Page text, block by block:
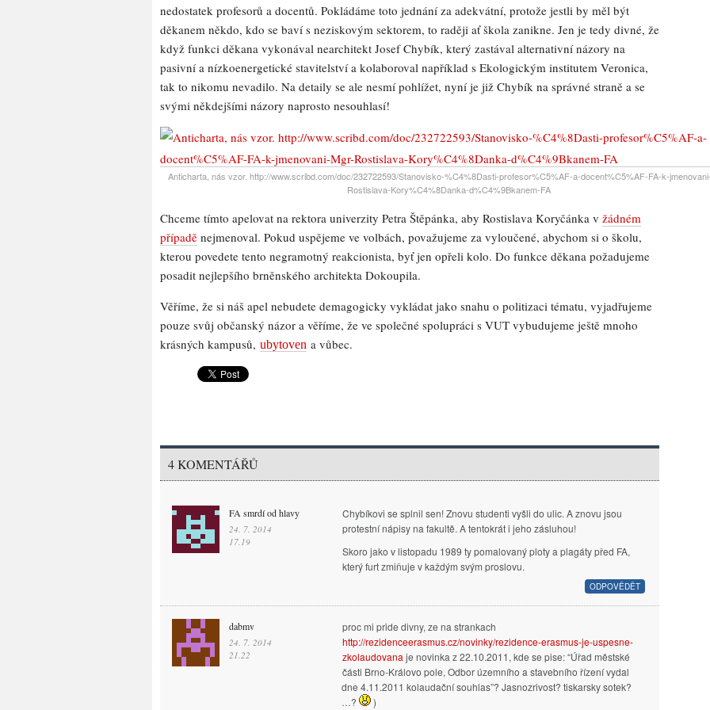
nedostatek profesorů a docentů. Pokládáme toto jednání za adekvátní, protože jestli by měl být
děkanem někdo, kdo se baví s neziskovým sektorem, to raději ať škola zanikne. Jen je tedy divné, že
když funkci děkana vykonával nearchitekt Josef Chybík, který zastával alternativní názory na
pasivní a nízkoenergetické stavitelství a kolaboroval například s Ekologickým institutem Veronica,
tak to nikomu nevadilo. Na detaily se ale nesmí pohlížet, nyní je již Chybík na správné straně a se
svými někdejšími názory naprosto nesouhlasí!
Anticharta, nás vzor. http://www.scribd.com/doc/232722593/Stanovisko-%C4%8Dasti-profesor%C5%AF-a-docent%C5%AF-FA-k-
Rostislava-Kory%C4%8Danka-d%C4%9Bkanem-FA
Chceme tímto apelovat na rektora univerzity Petra Štěpánka, aby Rostislava Koryčánka v žádném
případě nejmenoval. Pokud uspějeme ve volbách, považujeme za vyloučené, abychom si o školu,
kterou povedete tento negramotný reakcionista, byť jen opřeli kolo. Do funkce děkana požadujeme
posadit nejlepšího brněnského architekta Dokoupila.
Věříme, že si náš apel nebudete demagogicky vykládat jako snahu o politizaci tématu, vyjadřujeme
pouze svůj občanský názor a věříme, že ve společné spolupráci s VUT vybudujeme ještě mnoho
krásných kampusů, ubytoven a vůbec.
4 KOMENTÁŘŮ
FA smrdí od hlavy
24. 7. 2014
17.19
Chybíkovi se splnil sen! Znovu studenti vyšli do ulic. A znovu jsou
protestní nápisy na fakultě. A tentokrát i jeho zásluhou!
Skoro jako v listopadu 1989 ty pomalovaný ploty a plagáty před FA,
který furt zmiňuje v každým svým proslovu.
ODPOVĚDĚT
dabmv
24. 7. 2014
21.22
proc mi pride divny, ze na strankach
http://rezidenceerasmus.cz/novinky/rezidence-erasmus-je-uspesne-
zkolaudovana je novinka z 22.10.2011, kde se pise: “Úřad městské
části Brno-Královo pole, Odbor územního a stavebního řízení vydal
dne 4.11.2011 kolaudační souhlas”? Jasnozrivost? tiskarsky sotek?
…?
)